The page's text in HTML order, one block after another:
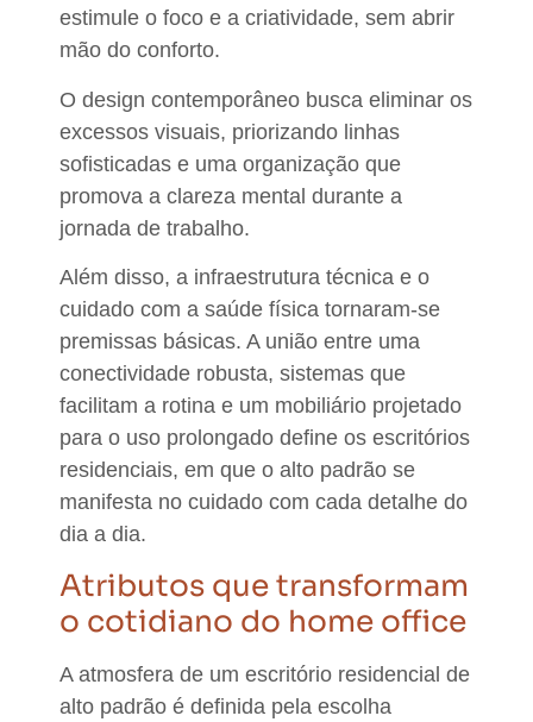
estimule o foco e a criatividade, sem abrir
mão do conforto.
O design contemporâneo busca eliminar os
excessos visuais, priorizando linhas
sofisticadas e uma organização que
promova a clareza mental durante a
jornada de trabalho.
Além disso, a infraestrutura técnica e o
cuidado com a saúde física tornaram-se
premissas básicas. A união entre uma
conectividade robusta, sistemas que
facilitam a rotina e um mobiliário projetado
para o uso prolongado define os escritórios
residenciais, em que o alto padrão se
manifesta no cuidado com cada detalhe do
dia a dia.
Atributos que transformam
o cotidiano do home office
A atmosfera de um escritório residencial de
alto padrão é definida pela escolha